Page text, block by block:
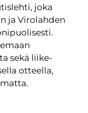
joka
ja Virolahden
sekä liike-
otteella,